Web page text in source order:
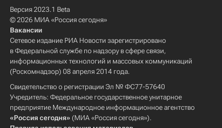
Версия 2023.1 Beta
© 2026 МИА «Россия сегодня»
Вакансии
Сетевое издание РИА Новости зарегистрировано
в Федеральной службе по надзору в сфере связи,
информационных технологий и массовых коммуникаций
(Роскомнадзор) 08 апреля 2014 года.
Свидетельство о регистрации Эл № ФС77-57640
Учредитель: Федеральное государственное унитарное
предприятие Международное информационное агентство
«Россия сегодня» (МИА «Россия сегодня»).